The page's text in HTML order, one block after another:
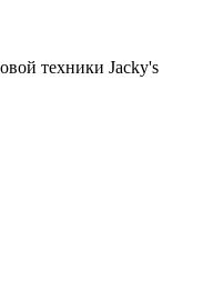
техники Jacky's